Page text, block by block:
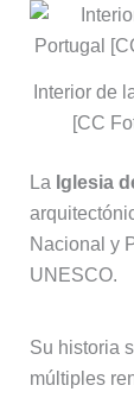
Interior de
[CC
La Iglesia
Nacional y
UNESCO.
Su historia
múltiples